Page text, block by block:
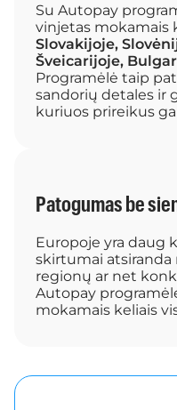
Su Autopay
vinjetas mokamais
Slovakijoje,
Šveicarijoje,
Programėlė taip
sandorių detales ir
kuriuos prireikus
Patogumas be
Europoje yra daug
skirtumai atsiranda
regionų ar net
Autopay
mokamais keliais